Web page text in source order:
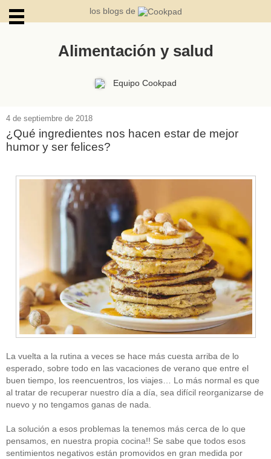
los blogs de
Alimentación y salud
Equipo Cookpad
4 de septiembre de 2018
¿Qué ingredientes nos hacen estar de mejor
humor y ser felices?
La vuelta a la rutina a veces se hace más cuesta arriba de lo
esperado, sobre todo en las vacaciones de verano que entre el
buen tiempo, los reencuentros, los viajes… Lo más normal es que
al tratar de recuperar nuestro día a día, sea difícil reorganizarse de
nuevo y no tengamos ganas de nada.
La solución a esos problemas la tenemos más cerca de lo que
pensamos, en nuestra propia cocina!! Se sabe que todos esos
sentimientos negativos están promovidos en gran medida por